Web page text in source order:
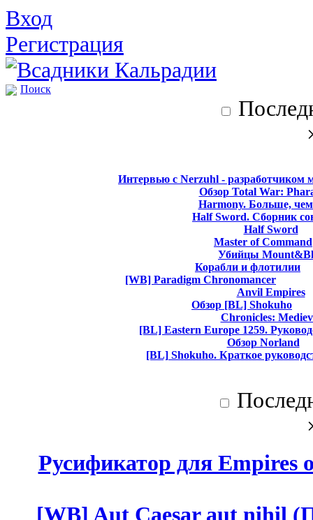
Вход
Регистрация
Поиск
Интервью с Nerzuhl - разработчиком
Обзор Total War:
Harmony. Больше,
Half Sword. Сборник
Half Sword
Master of Command
Убийцы
Корабли и флотилии
[WB] Paradigm Chronomancer
Anvil Empires
Обзор [BL] Shokuho
Chronicles:
[BL] Eastern Europe 1259.
Обзор Norland
[BL] Shokuho. Краткое
Русификатор для Empires
[WB] Aut Caesar aut nihil